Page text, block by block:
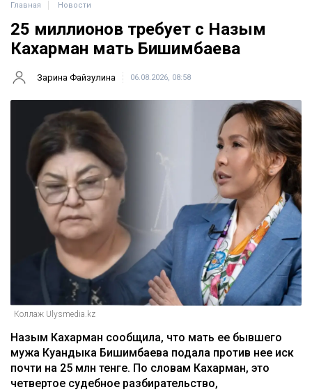
Главная Новости
25 миллионов требует с Назым
Кахарман мать Бишимбаева
Зарина Файзулина 06.08.2026, 08:58
Коллаж Ulysmedia.kz
Назым Кахарман сообщила, что мать ее бывшего
мужа Куандыка Бишимбаева подала против нее иск
почти на 25 млн тенге. По словам Кахарман, это
четвертое судебное разбирательство,